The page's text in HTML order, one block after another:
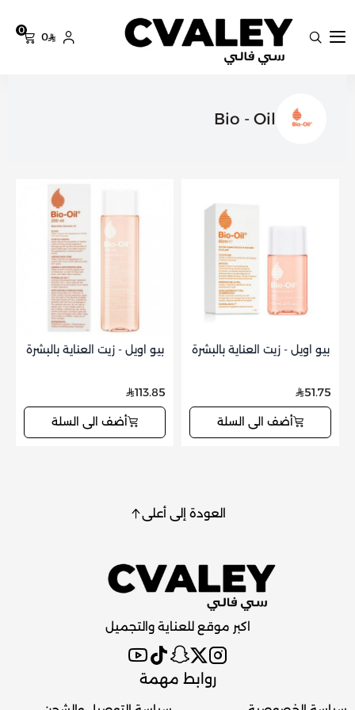
سي فالي
0
0
Bio - Oil
بيو اويل - زيت العناية بالبشرة
51.75
أضف الى السلة
بيو اويل - زيت العناية بالبشرة
113.85
أضف الى السلة
العودة إلى أعلى
اكبر موقع للعناية والتجميل
روابط مهمة